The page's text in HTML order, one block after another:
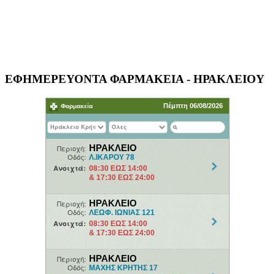
ΕΦΗΜΕΡΕΥΟΝΤΑ ΦΑΡΜΑΚΕΙΑ - ΗΡΑΚΛΕΙΟΥ